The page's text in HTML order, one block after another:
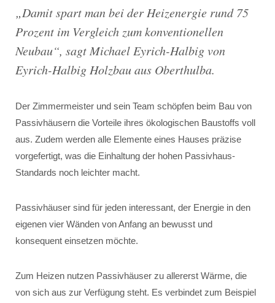
„Damit spart man bei der Heizenergie rund 75
Prozent im Vergleich zum konventionellen
Neubau“, sagt Michael Eyrich-Halbig von
Eyrich-Halbig Holzbau aus Oberthulba.
Der Zimmermeister und sein Team schöpfen beim Bau von
Passivhäusern die Vorteile ihres ökologischen Baustoffs voll
aus. Zudem werden alle Elemente eines Hauses präzise
vorgefertigt, was die Einhaltung der hohen Passivhaus-
Standards noch leichter macht.
Passivhäuser sind für jeden interessant, der Energie in den
eigenen vier Wänden von Anfang an bewusst und
konsequent einsetzen möchte.
Zum Heizen nutzen Passivhäuser zu allererst Wärme, die
von sich aus zur Verfügung steht. Es verbindet zum Beispiel